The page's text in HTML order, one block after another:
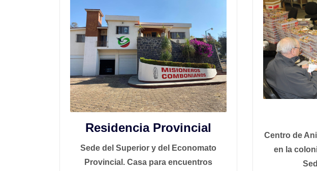
Residencia Provincial
Sede del Superior y del Economato
Provincial. Casa para encuentros
Centro de
en la